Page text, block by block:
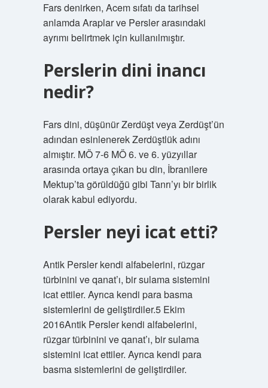
Fars denirken, Acem sıfatı da tarihsel
anlamda Araplar ve Persler arasındaki
ayrımı belirtmek için kullanılmıştır.
Perslerin dini inancı
nedir?
Fars dini, düşünür Zerdüşt veya Zerdüşt’ün
adından esinlenerek Zerdüştlük adını
almıştır. MÖ 7-6 MÖ 6. ve 6. yüzyıllar
arasında ortaya çıkan bu din, İbranilere
Mektup’ta görüldüğü gibi Tanrı’yı ​​bir birlik
olarak kabul ediyordu.
Persler neyi icat etti?
Antik Persler kendi alfabelerini, rüzgar
türbinini ve qanat’ı, bir sulama sistemini
icat ettiler. Ayrıca kendi para basma
sistemlerini de geliştirdiler.5 Ekim
2016Antik Persler kendi alfabelerini,
rüzgar türbinini ve qanat’ı, bir sulama
sistemini icat ettiler. Ayrıca kendi para
basma sistemlerini de geliştirdiler.